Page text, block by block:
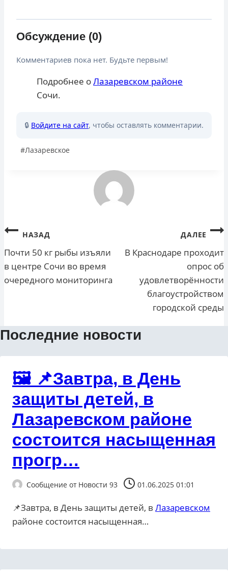
Обсуждение (0)
Комментариев пока нет. Будьте первым!
Подробнее оЛазаревском районе
Сочи.
🔒 Войдите на сайт, чтобы оставлять комментарии.
Метки
#Лазаревское
Навигация
по
записям
НАЗАД
Почти 50 кг рыбы изъяли
в центре Сочи во время
очередного мониторинга
ДАЛЕЕ
В Краснодаре проходит
опрос об
удовлетворённости
благоустройством
городской среды
Последние новости
🖼 📌Завтра, в День
защиты детей, в
Лазаревском районе
состоится насыщенная
прогр…
Сообщение от Новости 93 01.06.2025 01:01
📌Завтра, в День защиты детей, в Лазаревском
районе состоится насыщенная…